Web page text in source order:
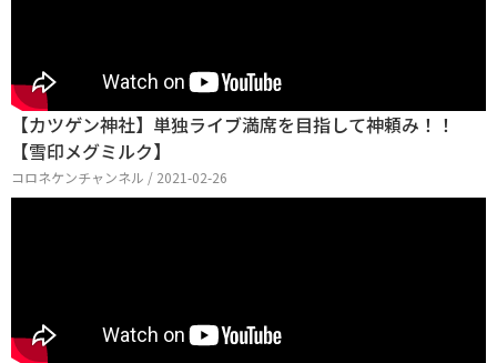
【カツゲン神社】単独ライブ満席を目指して神頼み！！
【雪印メグミルク】
コロネケンチャンネル / 2021-02-26